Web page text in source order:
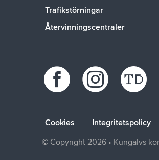
Trafikstörningar
Återvinningscentraler
Cookies Integritetspolicy
© Copyright 2026 • Kungälvs